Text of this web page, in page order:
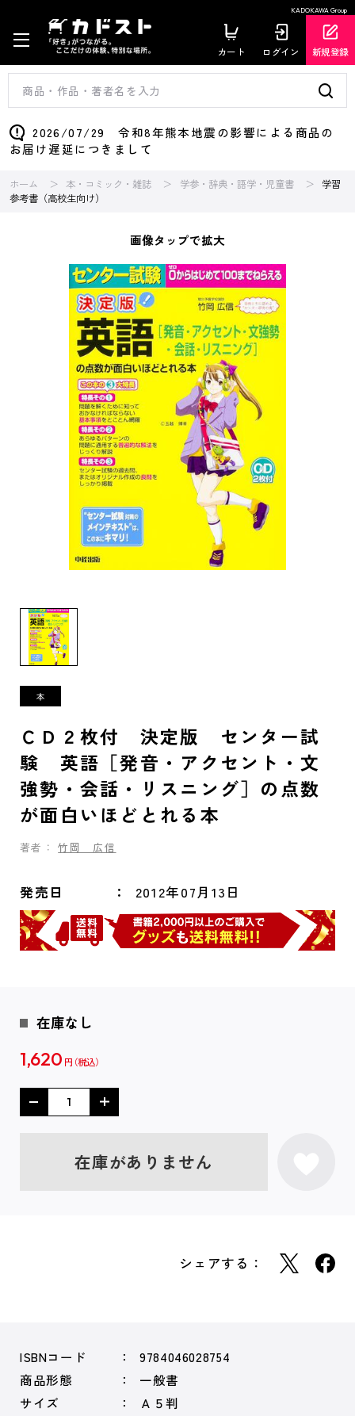
KADOKAWA Group
カート ログイン 新規登録
2026/07/29 令和8年熊本地震の影響による商品の
お届け遅延につきまして
ホーム 本・コミック・雑誌 学参・辞典・語学・児童書
学習
参考書（高校生向け）
画像タップで拡大
ＣＤ２枚付 決定版 センター試
験 英語［発音・アクセント・文
強勢・会話・リスニング］の点数
が面白いほどとれる本
著者： 竹岡 広信
発売日 2012年07月13日
在庫なし
1,620 円
在庫がありません
シェアする：
ISBNコード
9784046028754
商品形態
一般書
サイズ
Ａ５判